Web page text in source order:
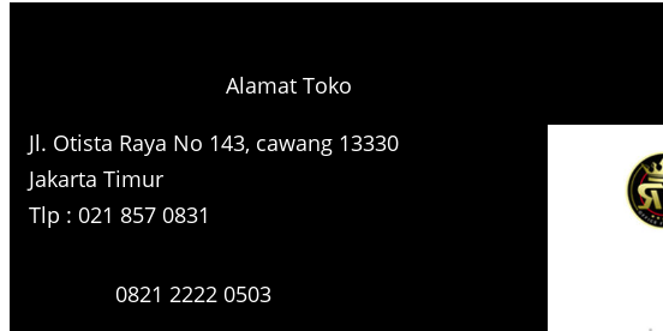
Alamat Toko
Jl. Otista Raya No 143, cawang 13330
Jakarta Timur
Tlp : 021 857 0831
0821 2222 0503